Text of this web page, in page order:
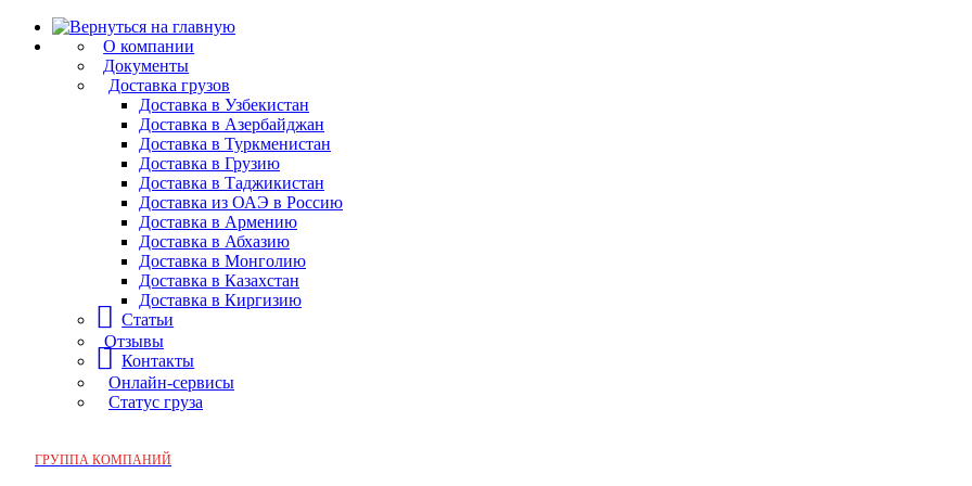
О компании
Документы
Доставка грузов
Доставка в Узбекистан
Доставка в Азербайджан
Доставка в Туркменистан
Доставка в Грузию
Доставка в Таджикистан
Доставка из ОАЭ в Россию
Доставка в Армению
Доставка в Абхазию
Доставка в Монголию
Доставка в Казахстан
Доставка в Киргизию
Статьи
Отзывы
Контакты
Онлайн-сервисы
Статус груза
ГРУППА КОМПАНИЙ